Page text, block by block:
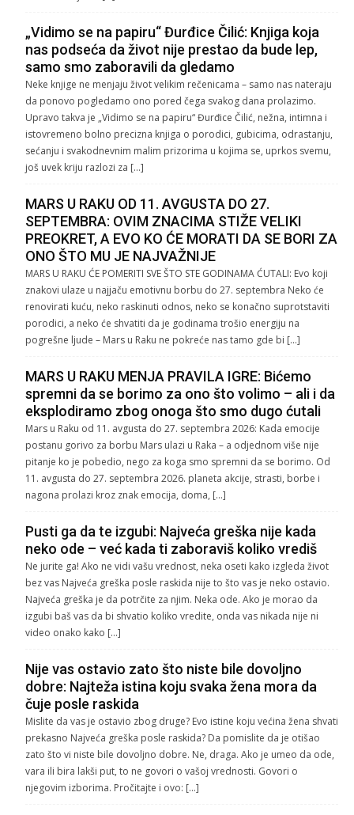
„Vidimo se na papiru“ Đurđice Čilić: Knjiga koja
nas podseća da život nije prestao da bude lep,
samo smo zaboravili da gledamo
Neke knjige ne menjaju život velikim rečenicama – samo nas nateraju
da ponovo pogledamo ono pored čega svakog dana prolazimo.
Upravo takva je „Vidimo se na papiru“ Đurđice Čilić, nežna, intimna i
istovremeno bolno precizna knjiga o porodici, gubicima, odrastanju,
sećanju i svakodnevnim malim prizorima u kojima se, uprkos svemu,
još uvek kriju razlozi za […]
MARS U RAKU OD 11. AVGUSTA DO 27.
SEPTEMBRA: OVIM ZNACIMA STIŽE VELIKI
PREOKRET, A EVO KO ĆE MORATI DA SE BORI ZA
ONO ŠTO MU JE NAJVAŽNIJE
MARS U RAKU ĆE POMERITI SVE ŠTO STE GODINAMA ĆUTALI: Evo koji
znakovi ulaze u najjaču emotivnu borbu do 27. septembra Neko će
renovirati kuću, neko raskinuti odnos, neko se konačno suprotstaviti
porodici, a neko će shvatiti da je godinama trošio energiju na
pogrešne ljude – Mars u Raku ne pokreće nas tamo gde bi […]
MARS U RAKU MENJA PRAVILA IGRE: Bićemo
spremni da se borimo za ono što volimo – ali i da
eksplodiramo zbog onoga što smo dugo ćutali
Mars u Raku od 11. avgusta do 27. septembra 2026: Kada emocije
postanu gorivo za borbu Mars ulazi u Raka – a odjednom više nije
pitanje ko je pobedio, nego za koga smo spremni da se borimo. Od
11. avgusta do 27. septembra 2026. planeta akcije, strasti, borbe i
nagona prolazi kroz znak emocija, doma, […]
Pusti ga da te izgubi: Najveća greška nije kada
neko ode – već kada ti zaboraviš koliko vrediš
Ne jurite ga! Ako ne vidi vašu vrednost, neka oseti kako izgleda život
bez vas Najveća greška posle raskida nije to što vas je neko ostavio.
Najveća greška je da potrčite za njim. Neka ode. Ako je morao da
izgubi baš vas da bi shvatio koliko vredite, onda vas nikada nije ni
video onako kako […]
Nije vas ostavio zato što niste bile dovoljno
dobre: Najteža istina koju svaka žena mora da
čuje posle raskida
Mislite da vas je ostavio zbog druge? Evo istine koju većina žena shvati
prekasno Najveća greška posle raskida? Da pomislite da je otišao
zato što vi niste bile dovoljno dobre. Ne, draga. Ako je umeo da ode,
vara ili bira lakši put, to ne govori o vašoj vrednosti. Govori o
njegovim izborima. Pročitajte i ovo: […]